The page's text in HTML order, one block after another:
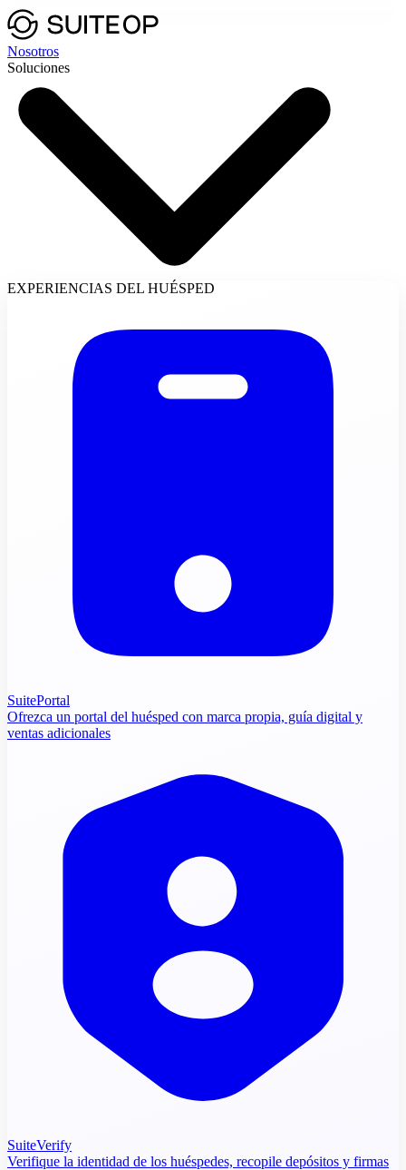
Nosotros
Soluciones
EXPERIENCIAS DEL HUÉSPED
SuitePortal
Ofrezca un portal del huésped con marca propia, guía digital y
ventas adicionales
SuiteVerify
Verifique la identidad de los huéspedes, recopile depósitos y firmas